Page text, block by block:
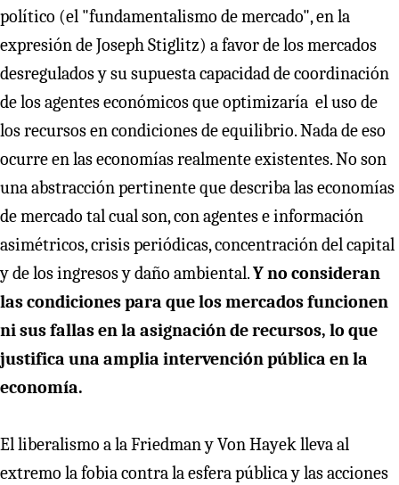
político (el "fundamentalismo de mercado", en la
expresión de Joseph Stiglitz) a favor de los mercados
desregulados y su supuesta capacidad de coordinación
de los agentes económicos que optimizaría el uso de
los recursos en condiciones de equilibrio. Nada de eso
ocurre en las economías realmente existentes. No son
una abstracción pertinente que describa las economías
de mercado tal cual son, con agentes e información
asimétricos, crisis periódicas, concentración del capital
y de los ingresos y daño ambiental.Y no consideran
las condiciones para que los mercados funcionen
ni sus fallas en la asignación de recursos, lo que
justifica una amplia intervención pública en la
economía.
El liberalismo a la Friedman y Von Hayek lleva al
extremo la fobia contra la esfera pública y las acciones